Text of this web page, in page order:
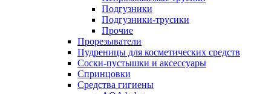
Подгузники
Подгузники-трусики
Прочие
Прорезыватели
Пудреницы для косметических средств
Соски-пустышки и аксессуары
Спринцовки
Средства гигиены